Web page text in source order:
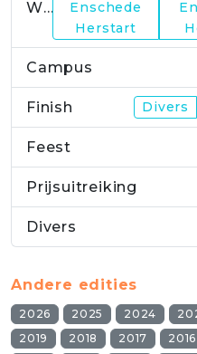
WP23
Enschede
Herstart
Campus
Finish Divers
Feest
Prijsuitreiking
Divers
Andere edities
2026 2025 2024
2019
2018 2017 2016